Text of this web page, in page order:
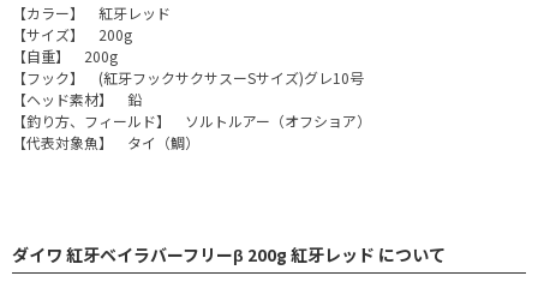
【カラー】 紅牙レッド
【サイズ】 200g
【自重】 200g
【フック】 (紅牙フックサクサスーSサイズ)グレ10号
【ヘッド素材】 鉛
【釣り方、フィールド】 ソルトルアー（オフショア）
【代表対象魚】 タイ（鯛）
ダイワ 紅牙ベイラバーフリーβ 200g 紅牙レッド について